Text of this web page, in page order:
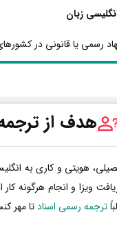
زبان
رسمی یا قانونی در
هدف از
هویتی و کاری به
ویزا و انجام هرگونه
ترجمه رسمی اسنادتا مهر